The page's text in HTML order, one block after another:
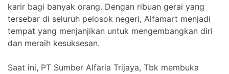
karir bagi banyak orang. Dengan ribuan gerai yang
tersebar di seluruh pelosok negeri, Alfamart menjadi
tempat yang menjanjikan untuk mengembangkan diri
dan meraih kesuksesan.
Saat ini, PT Sumber Alfaria Trijaya, Tbk membuka